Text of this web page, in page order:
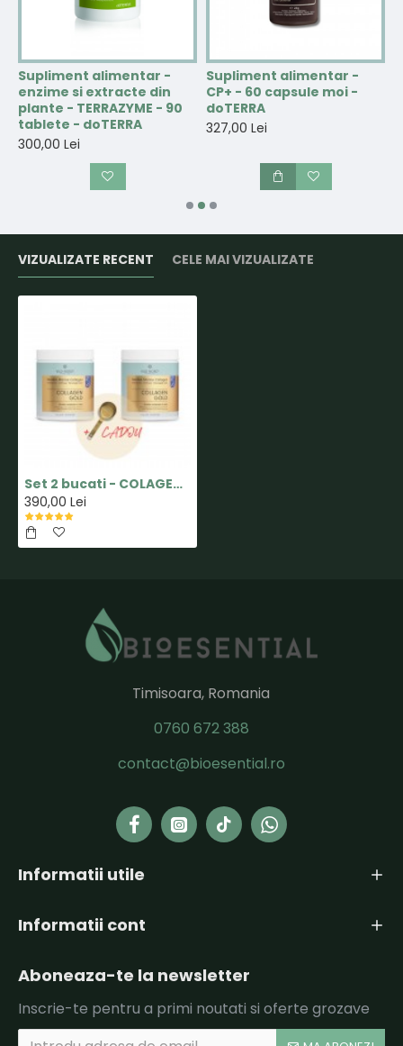
Supliment alimentar -
enzime si extracte din
plante - TERRAZYME - 90
tablete - doTERRA
300,00 Lei
Supliment alimentar -
CP+ - 60 capsule moi -
doTERRA
327,00 Lei
VIZUALIZATE RECENT CELE MAI VIZUALIZATE
Set 2 bucati - COLAGEN MARIN HIDROLIZAT GOLD pentru OASE SI PIELE - 165gr - Vild Nord
390,00 Lei
Timisoara, Romania
0760 672 388
contact@bioesential.ro
Informatii utile
Informatii cont
Aboneaza-te la newsletter
Inscrie-te pentru a primi noutati si oferte grozave